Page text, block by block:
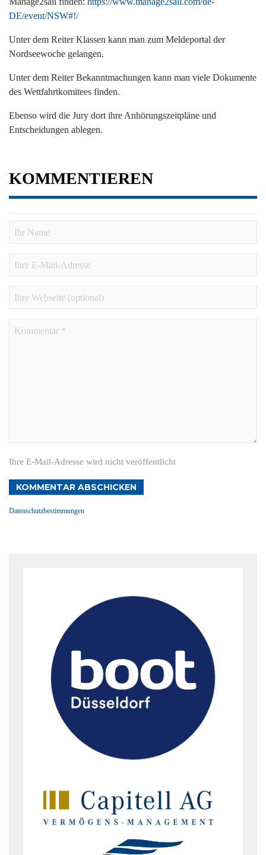
DE/event/NSW#!/
Unter dem Reiter Klassen kann man zum Meldeportal der
Nordseewoche gelangen.
Unter dem Reiter Bekanntmachungen kann man viele Dokumente
des Wettfahrtkomitees finden.
Ebenso wird die Jury dort ihre Anhörungszeitpläne und
Entscheidungen ablegen.
KOMMENTIEREN
Ihre E-Mail-Adresse wird nicht veröffentlicht
KOMMENTAR ABSCHICKEN
Datenschutzbestimmungen